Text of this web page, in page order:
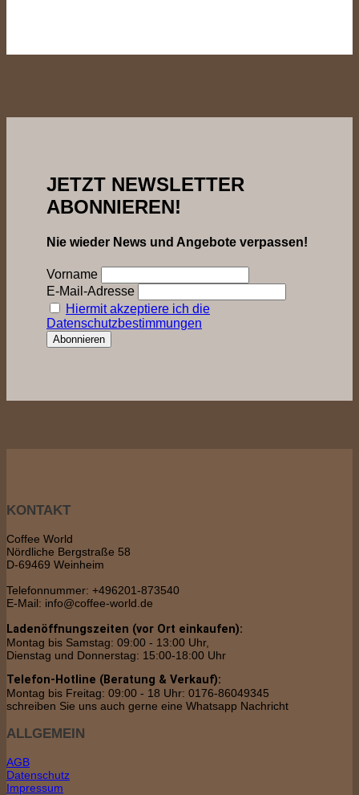
JETZT NEWSLETTER
ABONNIEREN!
Nie wieder News und Angebote verpassen!
Vorname
E-Mail-Adresse
Hiermit akzeptiere ich die
Datenschutzbestimmungen
KONTAKT
Coffee World
Nördliche Bergstraße 58
D-69469 Weinheim
Telefonnummer: +496201-873540
E-Mail: info@coffee-world.de
Ladenöffnungszeiten (vor Ort einkaufen):
Montag bis Samstag: 09:00 - 13:00 Uhr,
Dienstag und Donnerstag: 15:00-18:00 Uhr
Telefon-Hotline (Beratung & Verkauf):
Montag bis Freitag: 09:00 - 18 Uhr: 0176-86049345
schreiben Sie uns auch gerne eine Whatsapp Nachricht
ALLGEMEIN
AGB
Datenschutz
Impressum